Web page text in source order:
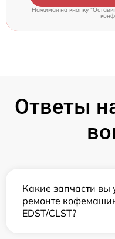
Нажимая на кнопку
Ответы
Какие запчасти вы
ремонте
EDST/CLST?